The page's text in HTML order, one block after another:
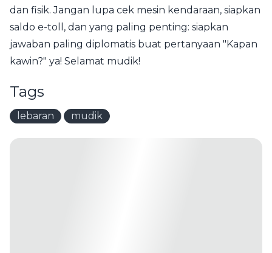
dan fisik. Jangan lupa cek mesin kendaraan, siapkan
saldo e-toll, dan yang paling penting: siapkan
jawaban paling diplomatis buat pertanyaan "Kapan
kawin?" ya! Selamat mudik!
Tags
lebaran mudik